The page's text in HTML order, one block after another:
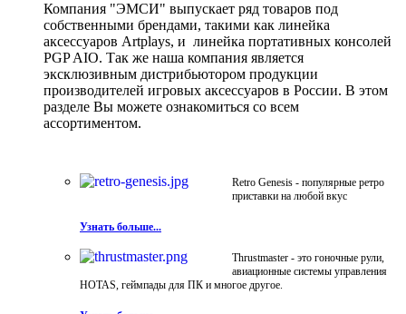
Компания "ЭМСИ" выпускает ряд товаров под
собственными брендами, такими как линейка
аксессуаров Artplays, и линейка портативных консолей
PGP AIO. Так же наша компания является
эксклюзивным дистрибьютором продукции
производителей игровых аксессуаров в России. В этом
разделе Вы можете ознакомиться со всем
ассортиментом.
Retro Genesis - популярные ретро
приставки на любой вкус
Узнать больше...
Thrustmaster - это гоночные рули,
авиационные системы управления
HOTAS, геймпады для ПК и многое другое.